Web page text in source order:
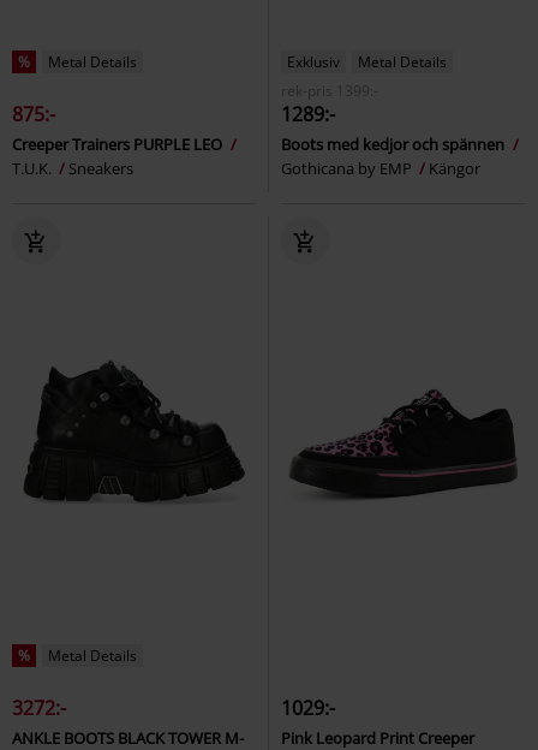
% Metal Details
875:-
Creeper Trainers PURPLE LEO
T.U.K.
Sneakers
Exklusiv
Metal Details
rek-pris
1399:-
1289:-
Boots med kedjor och spännen
Gothicana by EMP
Kängor
% Metal Details
3272:-
ANKLE BOOTS BLACK TOWER M-
1029:-
Pink Leopard Print Creeper